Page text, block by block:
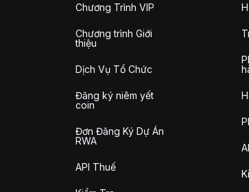
Chương Trình VIP
Chương trình Giới
thiệu
Dịch Vụ Tổ Chức
Đăng ký niêm yết
coin
Đơn Đăng Ký Dự Án
RWA
API Thuế